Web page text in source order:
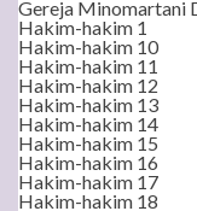
Gereja Minomartani
Hakim-hakim 1
Hakim-hakim 10
Hakim-hakim 11
Hakim-hakim 12
Hakim-hakim 13
Hakim-hakim 14
Hakim-hakim 15
Hakim-hakim 16
Hakim-hakim 17
Hakim-hakim 18